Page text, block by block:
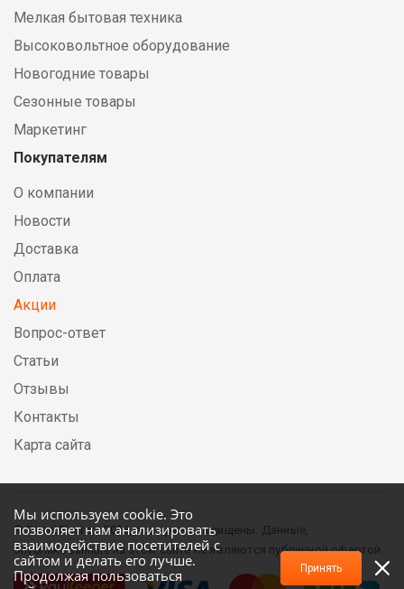
Мы используем cookie. Это
позволяет нам анализировать
взаимодействие посетителей с
сайтом и делать его лучше.
Продолжая пользоваться
Принять
Мелкая бытовая техника
Высоковольтное оборудование
Новогодние товары
Сезонные товары
Маркетинг
Покупателям
О компании
Новости
Доставка
Оплата
Акции
Вопрос-ответ
Статьи
Отзывы
Контакты
Карта сайта
© DirectElectric, 2026, все права защищены. Данные,
опубликованные на этом сайте не являются публичной офертой.